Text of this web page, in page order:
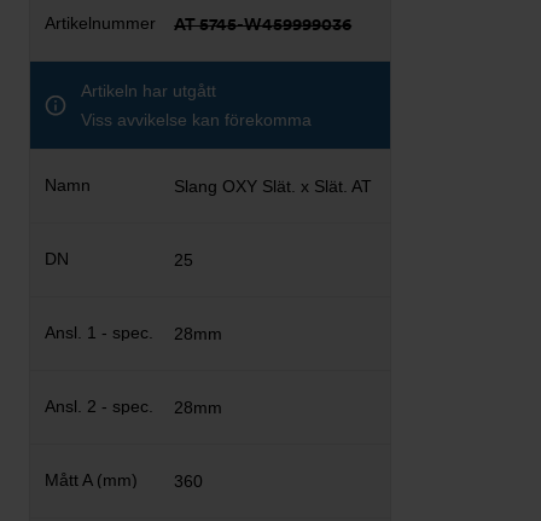
AT 5745-W459999036
Artikeln har utgått
Viss avvikelse kan förekomma
Slang OXY Slät. x Slät. AT
25
28mm
28mm
360